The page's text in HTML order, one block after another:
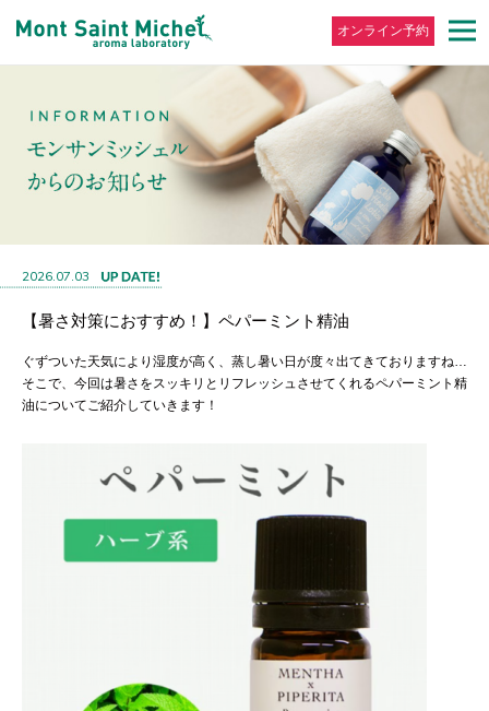
オンライン予約
2026.07.03
【暑さ対策におすすめ！】ペパーミント精油
ぐずついた天気により湿度が高く、蒸し暑い日が度々出てきておりますね…
そこで、今回は暑さをスッキリとリフレッシュさせてくれるペパーミント精
油についてご紹介していきます！